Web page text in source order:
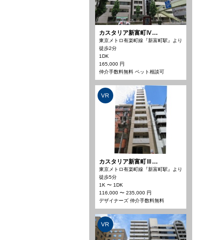
カスタリア新富町Ⅳ…
東京メトロ有楽町線『新富町駅』より
徒歩2分
1DK
165,000 円
仲介手数料無料 ペット相談可
VR
カスタリア新富町Ⅲ…
東京メトロ有楽町線『新富町駅』より
徒歩5分
1K 〜 1DK
116,000 〜 235,000 円
デザイナーズ 仲介手数料無料
VR